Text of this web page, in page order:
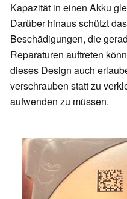
Kapazität in einen Akku
Darüber hinaus schützt
Beschädigungen, die
Reparaturen auftreten
dieses Design auch
verschrauben statt zu
aufwenden zu müssen.